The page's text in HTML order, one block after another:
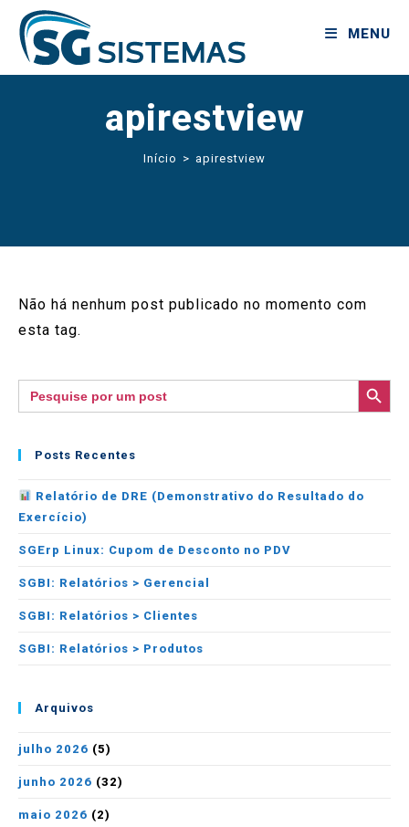
MENU
apirestview
Início > apirestview
Não há nenhum post publicado no momento com
esta tag.
Search
for:
SEARCH BUTTON
Posts Recentes
Relatório de DRE (Demonstrativo do Resultado do
Exercício)
SGErp Linux: Cupom de Desconto no PDV
SGBI: Relatórios > Gerencial
SGBI: Relatórios > Clientes
SGBI: Relatórios > Produtos
Arquivos
julho 2026 (5)
junho 2026 (32)
maio 2026 (2)